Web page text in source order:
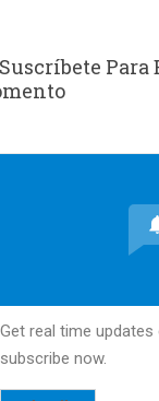
Suscríbete
Get real time
subscribe now.